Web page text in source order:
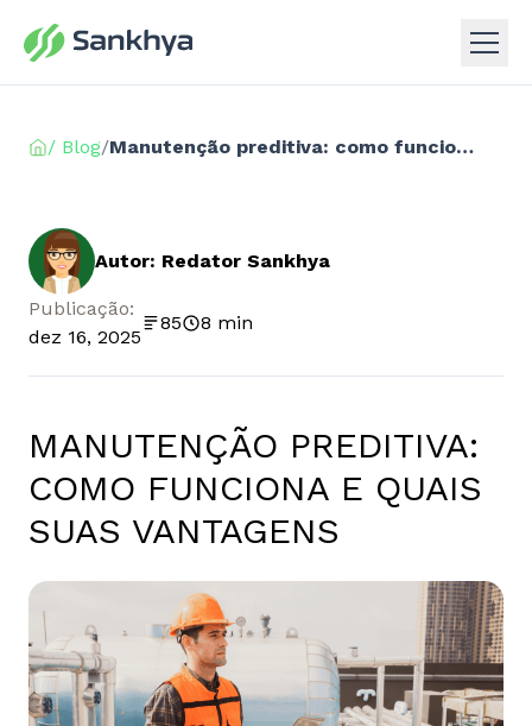
/ Blog/ Manutenção preditiva: como funciona e quais suas vantagens
Autor: Redator Sankhya
Publicação:
dez 16, 2025
85 8 min
MANUTENÇÃO PREDITIVA:
COMO FUNCIONA E QUAIS
SUAS VANTAGENS